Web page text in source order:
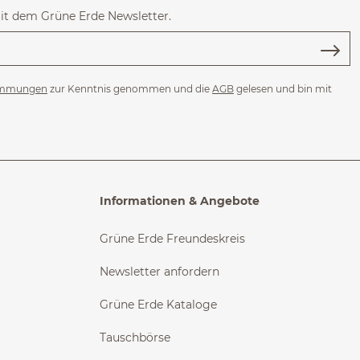
dem Grüne Erde Newsletter.
zur Kenntnis genommen und die AGB gelesen und bin mit
Informationen & Angebote
Grüne Erde Freundeskreis
Newsletter anfordern
Grüne Erde Kataloge
Tauschbörse